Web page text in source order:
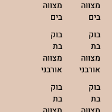
מצווה
בים
בוק
בת
מצווה
אורבני
בוק
בת
מצווה
בים
בוק
בת
מצווה
אורבני
בוק
בת